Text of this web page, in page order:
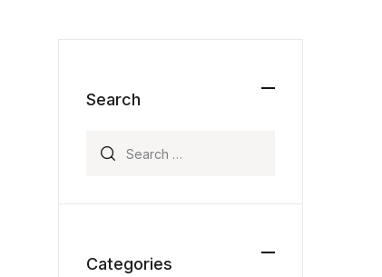
Search
Categories